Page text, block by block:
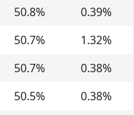
50.8% 0.39%
50.7% 1.32%
50.7% 0.38%
50.5% 0.38%